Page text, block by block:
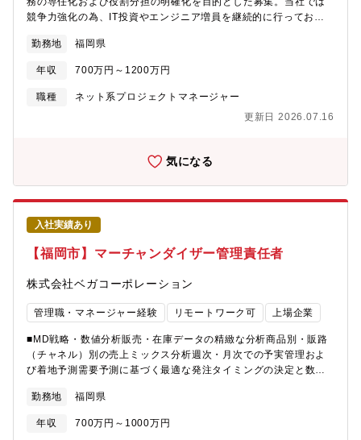
品担当者が異動や退職により交代した際、新任担当者向けに改め
ートを行います。例えば、ご契約中製品の特徴や、よく利用され
に応じてミーティングを実施し、担当者交代による運用停滞を防
ぎます。【ポジションの魅力】■SaaSビジネスを支える上で最も
い「カスタマーサクセス」という仕事を、共に作り上げるところ
適解を、コンサルティングスキルを活かして提案し、顧客をサク
セスした状態へ案内できること■開発やセールス、カスタマーサポ
ートといった様々なポジションの方々に対し、顧客の過去事例を
もとにアドバイスをしたり要望を出したりしながら、一緒にビジ
ネスを作り上げることができること■これまでの実務経験を活かし
てバックオフィスからビジネスサイドにキャリアチェンジができ
ること■何より、業務課題を抱えたお客様に伴走し、自社製品の価
値を最大限に提供することで具体的に業務改善ができたという喜
びの声を直接頂くことができること
競争力強化の為、IT投資やエンジニア増員を継続的に行っており
ープルマネジメント、チームビルディング、他部署とのコミュニ
ケーション等の中心的な役割を担っていただきたいと考えていま
す。自社ECを継続的に成長させるために、ビジネスサイドとの調
整や、サービス改善の開発推進、ネイティブアプリの開発、技術
要になってきています。その中で、チーム編成を調整しながら、
時に成し遂げるのが課題となってきています。■経営メンバー、デ
ィレクターとのコミュニケーション・エンジニアチームのキャリ
アマネジメント、ピープルマネジメント■プロダクト改善や開発速
度向上のためのDevOps等の推進とチームビルディング■ビジネス
部門に対する、テクノロジーやデータを活用した改善提案と実行■
その他、チームの目標達成に必要な全ての業務【組織体制】シス
テム統括部の中に基盤システム部/LOWYAシステム部（※本ポジ
ション在籍）にて分かれており、システム統括部全員で20名を超
える組織です。
勤務地 福岡県
年収 700万円～1200万円
職種
ネット系プロジェクトマネージャー
更新日 2026.07.16
気になる
入社実績あり
【福岡市】マーチャンダイザー管理責任者
株式会社ベガコーポレーション
管理職・マネージャー経験 リモートワーク可 上場企業
■MD戦略・数値分析販売・在庫データの精緻な分析商品別・販路
（チャネル）別の売上ミックス分析週次・月次での予実管理およ
び着地予測需要予測に基づく最適な発注タイミングの決定と数量
ョンプランの策定商品化に向けた各種データ・材料の収集および
精査■組織構築・プロセス改善現在、広範囲に分散している役割を
整理し、効率的なMD組織の仕組みづくり商品開発から販売現場ま
勤務地 福岡県
年収 700万円～1000万円